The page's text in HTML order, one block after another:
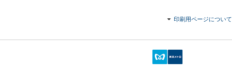
印刷用ページについて